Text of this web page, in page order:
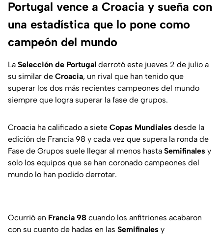
Portugal vence a Croacia y sueña con
una estadística que lo pone como
campeón del mundo
La Selección de Portugal derrotó este jueves 2 de julio a
su similar de Croacia, un rival que han tenido que
superar los dos más recientes campeones del mundo
siempre que logra superar la fase de grupos.
Croacia ha calificado a siete Copas Mundiales desde la
edición de Francia 98 y cada vez que supera la ronda de
Fase de Grupos suele llegar al menos hasta Semifinales y
solo los equipos que se han coronado campeones del
mundo lo han podido derrotar.
Ocurrió en Francia 98 cuando los anfitriones acabaron
con su cuento de hadas en las Semifinales y